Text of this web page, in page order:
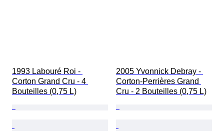
1993 Labouré Roi -
Corton Grand Cru - 4
Bouteilles (0,75 L)
2005 Yvonnick Debray -
Corton-Perrières Grand
Cru - 2 Bouteilles (0,75 L)